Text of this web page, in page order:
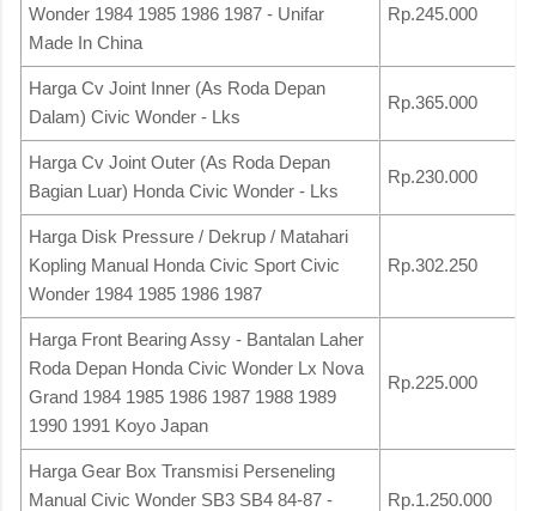
Wonder 1984 1985 1986 1987 - Unifar
Made In China
Rp.245.000
Harga Cv Joint Inner (As Roda Depan
Dalam) Civic Wonder - Lks
Rp.365.000
Harga Cv Joint Outer (As Roda Depan
Bagian Luar) Honda Civic Wonder - Lks
Rp.230.000
Harga Disk Pressure / Dekrup / Matahari
Kopling Manual Honda Civic Sport Civic
Wonder 1984 1985 1986 1987
Rp.302.250
Harga Front Bearing Assy - Bantalan Laher
Roda Depan Honda Civic Wonder Lx Nova
Grand 1984 1985 1986 1987 1988 1989
1990 1991 Koyo Japan
Rp.225.000
Harga Gear Box Transmisi Perseneling
Manual Civic Wonder SB3 SB4 84-87 -
Rp.1.250.000